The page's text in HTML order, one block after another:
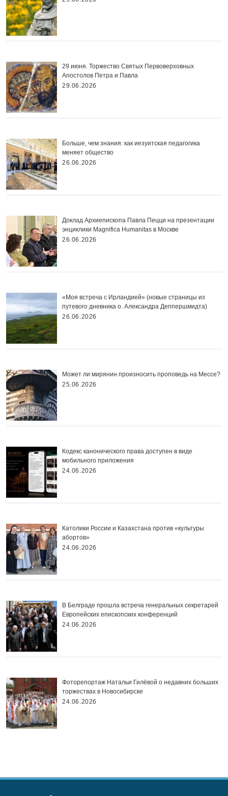
29 июня. Торжество Святых Первоверховных
Апостолов Петра и Павла
29.06.2026
Больше, чем знания: как иезуитская педагогика
меняет общество
26.06.2026
Доклад Архиепископа Павла Пецци на презентации
энциклики Magnifica Нumanitas в Москве
26.06.2026
«Моя встреча с Ирландией» (новые страницы из
путевого дневника о. Александра Деппершмидта)
26.06.2026
Может ли мирянин произносить проповедь на Мессе?
25.06.2026
Кодекс канонического права доступен в виде
мобильного приложения
24.06.2026
Католики России и Казахстана против «культуры
абортов»
24.06.2026
В Белграде прошла встреча генеральных секретарей
Европейских епископских конференций
24.06.2026
Фоторепортаж Натальи Гилёвой о недавних больших
торжествах в Новосибирске
24.06.2026